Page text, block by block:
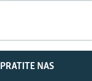
PRATITE NAS